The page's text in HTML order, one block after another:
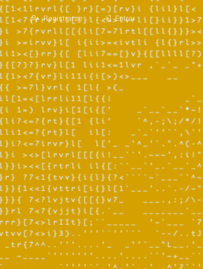
Registrarse Entrar